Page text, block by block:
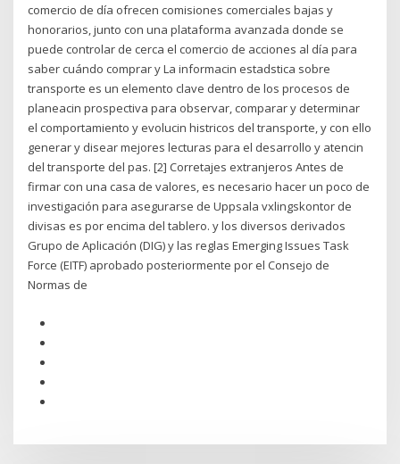
comercio de día ofrecen comisiones comerciales bajas y
honorarios, junto con una plataforma avanzada donde se
puede controlar de cerca el comercio de acciones al día para
saber cuándo comprar y La informacin estadstica sobre
transporte es un elemento clave dentro de los procesos de
planeacin prospectiva para observar, comparar y determinar
el comportamiento y evolucin histricos del transporte, y con ello
generar y disear mejores lecturas para el desarrollo y atencin
del transporte del pas. [2] Corretajes extranjeros Antes de
firmar con una casa de valores, es necesario hacer un poco de
investigación para asegurarse de Uppsala vxlingskontor de
divisas es por encima del tablero. y los diversos derivados
Grupo de Aplicación (DIG) y las reglas Emerging Issues Task
Force (EITF) aprobado posteriormente por el Consejo de
Normas de